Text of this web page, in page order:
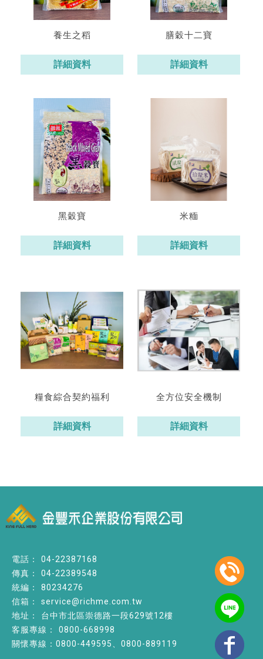
養生之稻
詳細資料
膳穀十二寶
詳細資料
黑穀寶
詳細資料
米糆
詳細資料
糧食綜合契約福利
詳細資料
全方位安全機制
詳細資料
04-22387168
04-22389548
80234276
service@richme.com.tw
台中市北區崇德路一段629號12樓
0800-668998
關懷專線：0800-449595、0800-889119